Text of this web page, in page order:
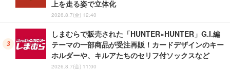
上を走る姿で立体化
2026.8.7(金) 12:40
しまむらで販売された「HUNTER×HUNTER」G.I.編
テーマの一部商品が受注再販！カードデザインのキー
ホルダーや、キルアたちのセリフ付ソックスなど
2026.8.7(金) 11:00